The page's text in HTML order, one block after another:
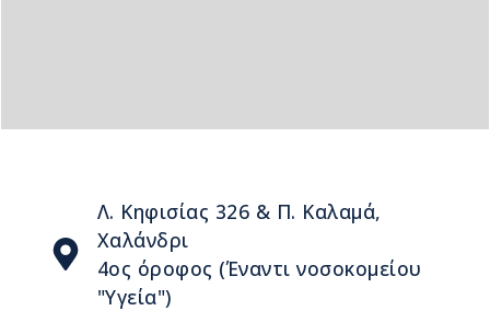
Λ. Κηφισίας 326 & Π. Καλαμά,
Χαλάνδρι
4ος όροφος (Έναντι νοσοκομείου
"Υγεία")